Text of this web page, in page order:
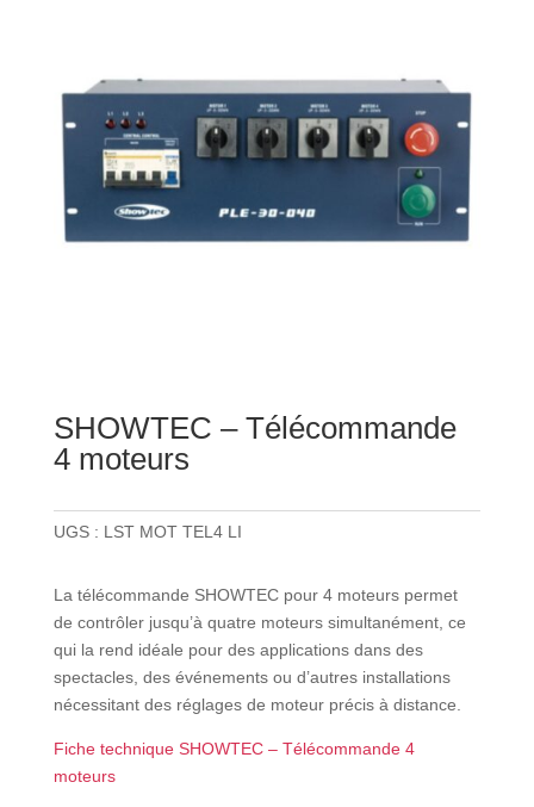
SHOWTEC – Télécommande
4 moteurs
UGS : LST MOT TEL4 LI
La télécommande SHOWTEC pour 4 moteurs permet
de contrôler jusqu’à quatre moteurs simultanément, ce
qui la rend idéale pour des applications dans des
spectacles, des événements ou d’autres installations
nécessitant des réglages de moteur précis à distance.
Fiche technique SHOWTEC – Télécommande 4
moteurs